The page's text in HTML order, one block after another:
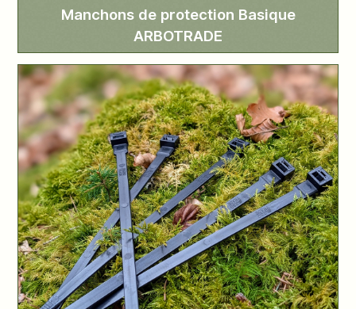
Manchons de protection Basique
ARBOTRADE